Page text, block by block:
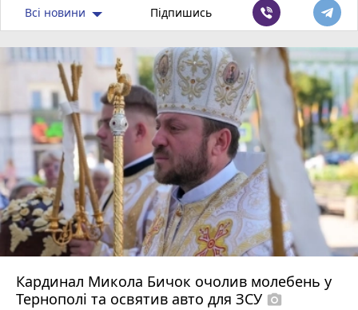
Всі новини Підпишись
Кардинал Микола Бичок очолив молебень у
Тернополі та освятив авто для ЗСУ photo_camera